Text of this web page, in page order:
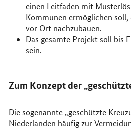
einen Leitfaden mit
Kommunen ermöglichen soll,
vor Ort nachzubauen.
Das gesamte Projekt soll bis
sein.
Zum Konzept der
Die sogenannte „geschützte
Niederlanden häufig zur